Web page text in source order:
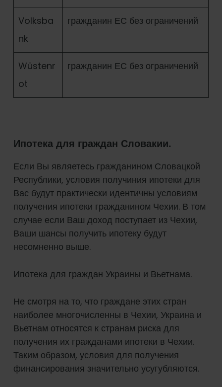
Volksba
nk
гражданин ЕС без ограничений
Wüstenr
ot
гражданин ЕС без ограничений
Ипотека для граждан Словакии.
Если Вы являетесь гражданином Словацкой
Республики, условия получиния ипотеки для
Вас будут практически идентичны условиям
получения ипотеки гражданином Чехии. В том
случае если Ваш доход поступает из Чехии,
Ваши шансы получить ипотеку будут
несомненно выше.
Ипотека для граждан Украины и Вьетнама.
Не смотря на то, что граждане этих стран
наиболее многочисленны в Чехии, Украина и
Вьетнам относятся к странам риска для
получения их гражданами ипотеки в Чехии.
Таким образом, условия для получения
финансирования значительно усугубляются.